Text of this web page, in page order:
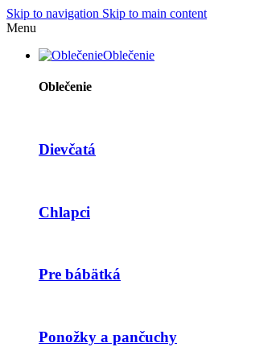
Skip to navigation Skip to main content
Menu
Oblečenie
Oblečenie
Dievčatá
Chlapci
Pre bábätká
Ponožky a pančuchy